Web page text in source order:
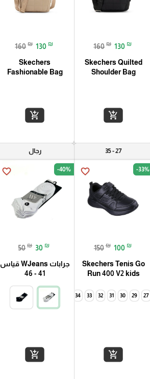
160 ₪ 130 ₪
Skechers Quilted
Shoulder Bag
add_shopping_cart
160 ₪ 130 ₪
Skechers
Fashionable Bag
add_shopping_cart
27 - 35
favorite_border -33%
150 ₪ 100 ₪
Skechers Tenis Go
Run 400 V2 kids
27
29
30
31
32
33
34
add_shopping_cart
رجال
favorite_border -40%
50 ₪ 30 ₪
جرابات WJeans قياس
41 - 46
add_shopping_cart